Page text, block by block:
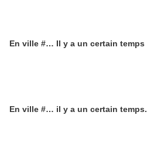
En ville #… Il y a un certain temps
En ville #… il y a un certain temps.